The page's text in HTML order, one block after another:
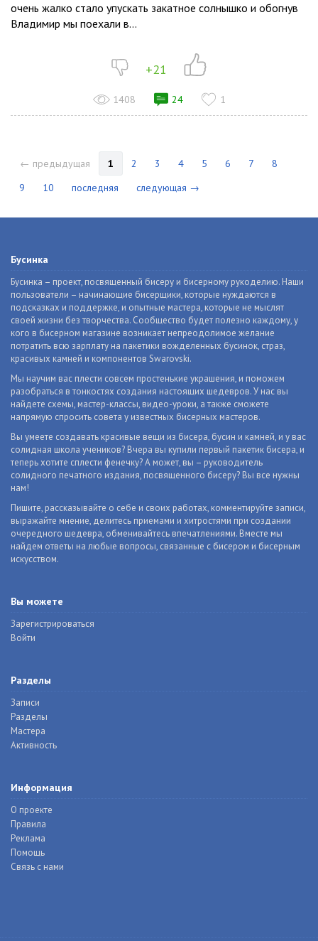
очень жалко стало упускать закатное солнышко и обогнув
Владимир мы поехали в...
+21
1408 24 1
← предыдущая 1 2 3 4 5 6 7
8
9
10 последняя следующая →
Бусинка
Бусинка – проект, посвященный бисеру и бисерному рукоделию. Наши
пользователи – начинающие бисерщики, которые нуждаются в
подсказках и поддержке, и опытные мастера, которые не мыслят
своей жизни без творчества. Сообщество будет полезно каждому, у
кого в бисерном магазине возникает непреодолимое желание
потратить всю зарплату на пакетики вожделенных бусинок, страз,
красивых камней и компонентов Swarovski.
Мы научим вас плести совсем простенькие украшения, и поможем
разобраться в тонкостях создания настоящих шедевров. У нас вы
найдете схемы, мастер-классы, видео-уроки, а также сможете
напрямую спросить совета у известных бисерных мастеров.
Вы умеете создавать красивые вещи из бисера, бусин и камней, и у вас
солидная школа учеников? Вчера вы купили первый пакетик бисера, и
теперь хотите сплести фенечку? А может, вы – руководитель
солидного печатного издания, посвященного бисеру? Вы все нужны
нам!
Пишите, рассказывайте о себе и своих работах, комментируйте записи,
выражайте мнение, делитесь приемами и хитростями при создании
очередного шедевра, обменивайтесь впечатлениями. Вместе мы
найдем ответы на любые вопросы, связанные с бисером и бисерным
искусством.
Вы можете
Зарегистрироваться
Войти
Разделы
Записи
Разделы
Мастера
Активность
Информация
О проекте
Правила
Реклама
Помощь
Связь с нами